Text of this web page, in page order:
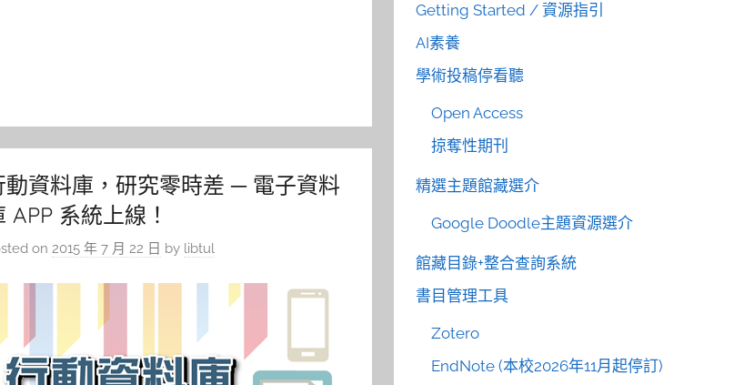
動資料庫，研究零時差 ─ 電子資料
APP 系統上線！
on 2015 年 7 月 22 日 by libtul
Getting Started / 資源指引
AI素養
學術投稿停看聽
Open Access
掠奪性期刊
精選主題館藏選介
Google Doodle主題資源選介
館藏目錄+整合查詢系統
書目管理工具
Zotero
EndNote (本校2026年11月起停訂)